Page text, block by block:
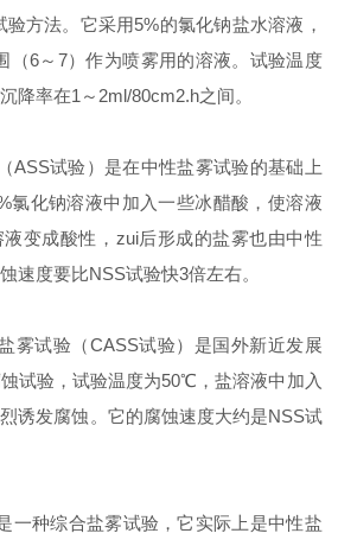
方法。它采用5%的氯化钠盐水溶液，
（6～7）作为喷雾用的溶液。试验温度
降率在1～2ml/80cm2.h之间。
试验）是在中性盐雾试验的基础上
氯化钠溶液中加入一些冰醋酸，使溶液
变成酸性，zui后形成的盐雾也由中性
速度要比NSS试验快3倍左右。
试验（CASS试验）是国外新近发展
试验，试验温度为50℃，盐溶液中加入
诱发腐蚀。它的腐蚀速度大约是NSS试
种综合盐雾试验，它实际上是中性盐